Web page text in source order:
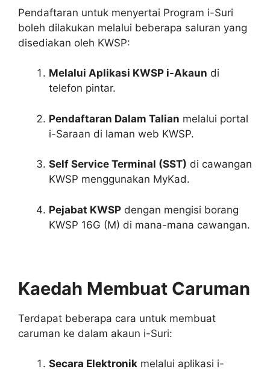
Pendaftaran untuk menyertai Program i-Suri
boleh dilakukan melalui beberapa saluran yang
disediakan oleh KWSP:
Melalui Aplikasi KWSP i-Akaun di
telefon pintar.
Pendaftaran Dalam Talian melalui portal
i-Saraan di laman web KWSP.
Self Service Terminal (SST) di cawangan
KWSP menggunakan MyKad.
Pejabat KWSP dengan mengisi borang
KWSP 16G (M) di mana-mana cawangan.
Kaedah Membuat Caruman
Terdapat beberapa cara untuk membuat
caruman ke dalam akaun i-Suri:
Secara Elektronik melalui aplikasi i-